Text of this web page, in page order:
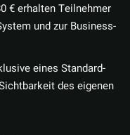
€ erhalten Teilnehmer
und zur Business-
eines Standard-
des eigenen